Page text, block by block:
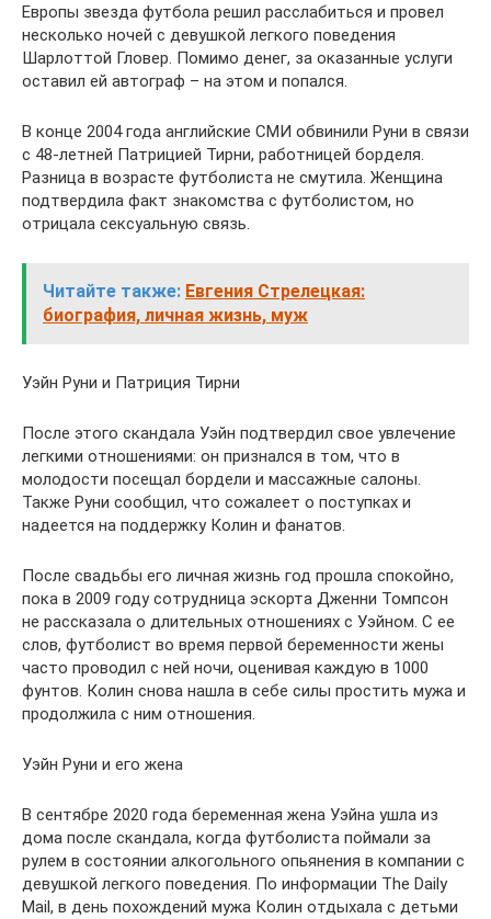
Европы звезда футбола решил расслабиться и провел
несколько ночей с девушкой легкого поведения
Шарлоттой Гловер. Помимо денег, за оказанные услуги
оставил ей автограф – на этом и попался.
В конце 2004 года английские СМИ обвинили Руни в связи
с 48-летней Патрицией Тирни, работницей борделя.
Разница в возрасте футболиста не смутила. Женщина
подтвердила факт знакомства с футболистом, но
отрицала сексуальную связь.
Читайте также: Евгения Стрелецкая:
биография, личная жизнь, муж
Уэйн Руни и Патриция Тирни
После этого скандала Уэйн подтвердил свое увлечение
легкими отношениями: он признался в том, что в
молодости посещал бордели и массажные салоны.
Также Руни сообщил, что сожалеет о поступках и
надеется на поддержку Колин и фанатов.
После свадьбы его личная жизнь год прошла спокойно,
пока в 2009 году сотрудница эскорта Дженни Томпсон
не рассказала о длительных отношениях с Уэйном. С ее
слов, футболист во время первой беременности жены
часто проводил с ней ночи, оценивая каждую в 1000
фунтов. Колин снова нашла в себе силы простить мужа и
продолжила с ним отношения.
Уэйн Руни и его жена
В сентябре 2020 года беременная жена Уэйна ушла из
дома после скандала, когда футболиста поймали за
рулем в состоянии алкогольного опьянения в компании с
девушкой легкого поведения. По информации The Daily
Mail, в день похождений мужа Колин отдыхала с детьми